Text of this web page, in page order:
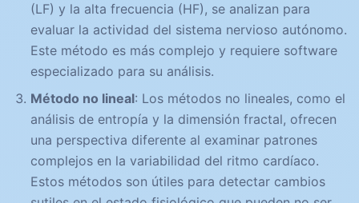
(LF) y la alta frecuencia (HF), se analizan para
evaluar la actividad del sistema nervioso autónomo.
Este método es más complejo y requiere software
especializado para su análisis.
Método no lineal: Los métodos no lineales, como el
análisis de entropía y la dimensión fractal, ofrecen
una perspectiva diferente al examinar patrones
complejos en la variabilidad del ritmo cardíaco.
Estos métodos son útiles para detectar cambios